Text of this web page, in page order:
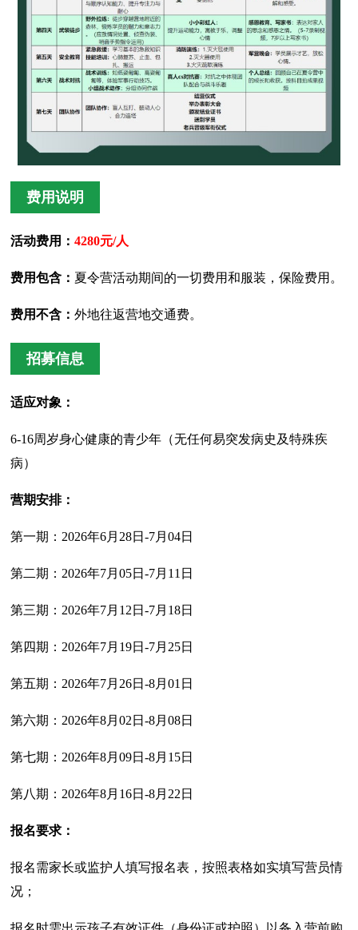
费用说明
活动费用：4280元/人
费用包含： 夏令营活动期间的一切费用和服装，保险费用。
费用不含：外地往返营地交通费。
招募信息
适应对象：
6-16周岁身心健康的青少年（无任何易突发病史及特殊疾
病）
营期安排：
第一期：2026年6月28日-7月04日
第二期：2026年7月05日-7月11日
第三期：2026年7月12日-7月18日
第四期：2026年7月19日-7月25日
第五期：2026年7月26日-8月01日
第六期：2026年8月02日-8月08日
第七期：2026年8月09日-8月15日
第八期：2026年8月16日-8月22日
报名要求：
报名需家长或监护人填写报名表，按照表格如实填写营员情
况；